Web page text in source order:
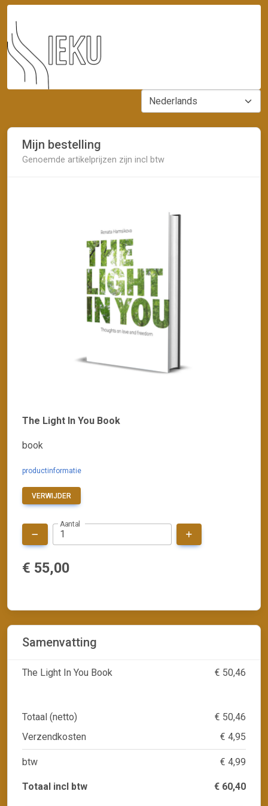
Mijn bestelling
Genoemde artikelprijzen zijn incl btw
The Light In You Book
book
productinformatie
VERWIJDER
Aantal
€ 55,00
Samenvatting
The Light In You Book € 50,46
Totaal (netto)
€ 50,46
Verzendkosten
€ 4,95
btw € 4,99
Totaal incl btw € 60,40